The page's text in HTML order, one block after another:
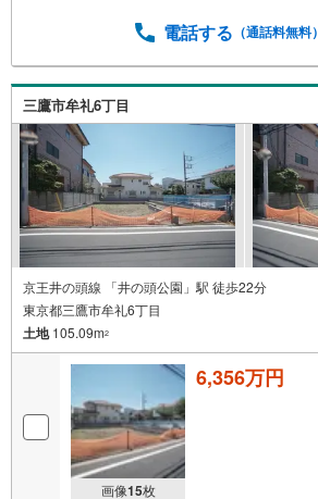
電話する （通話料無料）
三鷹市牟礼6丁目
京王井の頭線 「井の頭公園」駅 徒歩22分
東京都三鷹市牟礼6丁目
土地105.09m2
画像15枚
6,356万円